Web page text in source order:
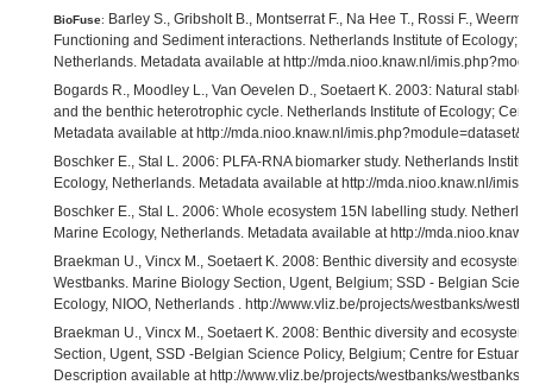
BioFuse: Barley S., Gribsholt B., Montserrat F., Na Hee T., Rossi F.,
Functioning and Sediment interactions. Netherlands Institute of Ecology;
Netherlands. Metadata available at http://mda.nioo.knaw.nl/
Bogards R., Moodley L., Van Oevelen D., Soetaert K. 2003: Natural
and the benthic heterotrophic cycle. Netherlands Institute of Ecology;
Metadata available at http://mda.nioo.knaw.nl/
Boschker E., Stal L. 2006: PLFA-RNA biomarker study. Netherlands
Ecology, Netherlands. Metadata available at http://mda.nioo.knaw.nl/
Boschker E., Stal L. 2006: Whole ecosystem 15N labelling study.
Marine Ecology, Netherlands. Metadata available at http://
Braekman U., Vincx M., Soetaert K. 2008: Benthic diversity and
Westbanks. Marine Biology Section, Ugent, Belgium; SSD - Belgian
Ecology, NIOO, Netherlands . http://www.vliz.be/projects/westbanks/
Braekman U., Vincx M., Soetaert K. 2008: Benthic diversity and
Section, Ugent, SSD -Belgian Science Policy, Belgium; Centre for
Description available at http://www.vliz.be/projects/westbanks/